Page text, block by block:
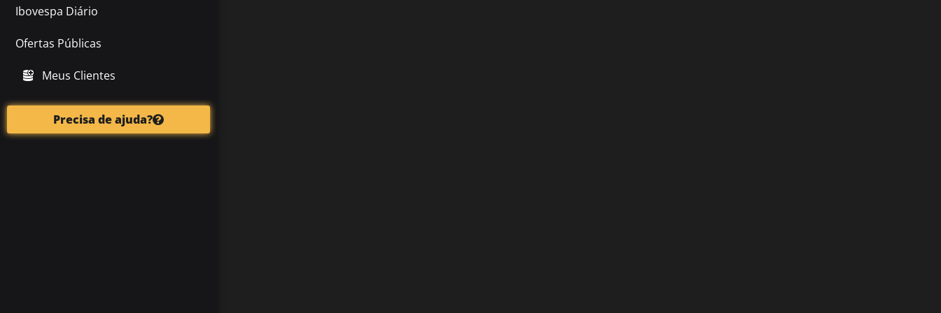
Ibovespa Diário
Ofertas Públicas
Meus Clientes
Precisa de ajuda?